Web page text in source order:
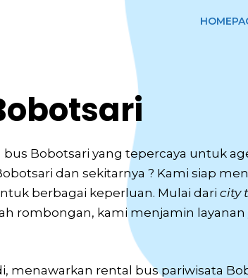
Bobotsari yang tepercaya untuk
dan sekitarnya ? Kami siap
berbagai keperluan. Mulai dari city
rombongan, kami menjamin layanan
menawarkan rental bus pariwisata